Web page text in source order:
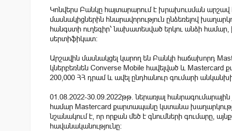
Կոնվերս Բանկը հայտարարում է խրախուսման
մասնակիցներին հնարավորություն ընձեռելով
հանգստի ուղեգիր՝ նախատեսված երկու անձի համար,
սերտիֆիկատ:
Արշավին մասնակցել կարող են Բանկի հաճախորդ
կներբեռնեն Converse Mobile հավելված և
200,000 ՀՀ դրամ և ավել ընդհանուր գումարի
01.08.2022-30.09.2022թթ. ներառյալ
համար Mastercard քարտապանը կստանա
նշանակում է, որ որքան մեծ է գնումների գումարը,
հավանականությունը: